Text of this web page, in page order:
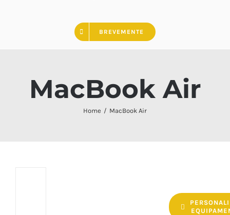
BREVEMENTE
MacBook Air
Home MacBook Air